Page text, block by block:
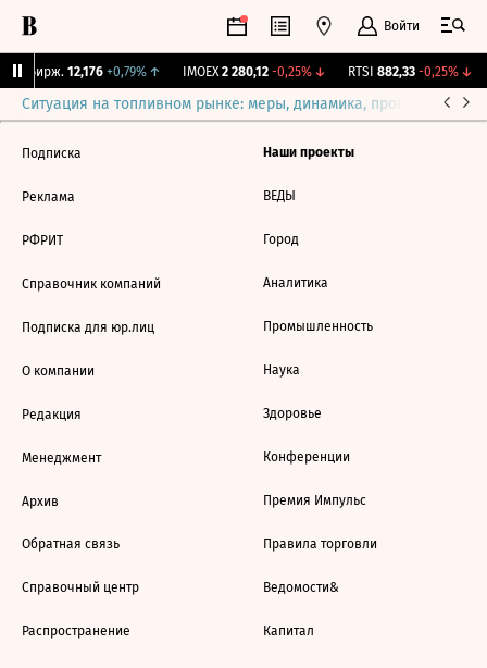
Войти
Бирж. 12,176 +0,79%↑ IMOEX 2 280,12 -0,25%↓ RTSI 882,33 -0,25%↓
Ситуация на топливном рынке: меры, динамика, прогнозы
Подписка
Реклама
РФРИТ
Справочник компаний
Подписка для юр.лиц
О компании
Редакция
Менеджмент
Архив
Обратная связь
Справочный центр
Распространение
Наши проекты
ВЕДЫ
Город
Аналитика
Промышленность
Наука
Здоровье
Конференции
Премия Импульс
Правила торговли
Ведомости&
Капитал